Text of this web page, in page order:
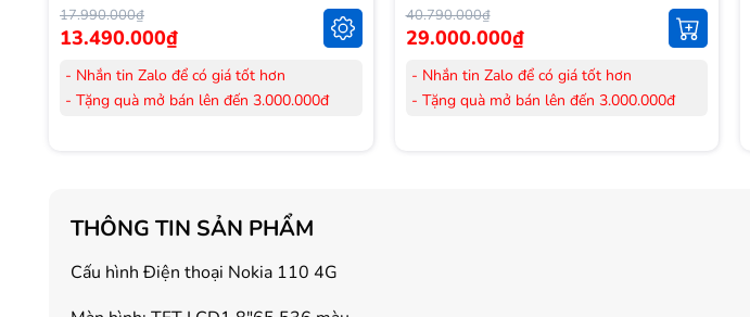
17.990.000₫
13.490.000₫
- Nhắn tin Zalo để có giá tốt hơn
- Tặng quà mở bán lên đến 3.000.000đ
- Cam kết hàng mới 100%.
Hồ Chí Minh
40.790.000₫
29.000.000₫
- Nhắn tin Zalo để có giá tốt hơn
- Tặng quà mở bán lên đến 3.000.000đ
THÔNG TIN SẢN PHẨM
Cấu hình Điện thoại Nokia 110 4G